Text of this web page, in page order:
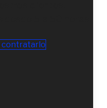
contratarlo